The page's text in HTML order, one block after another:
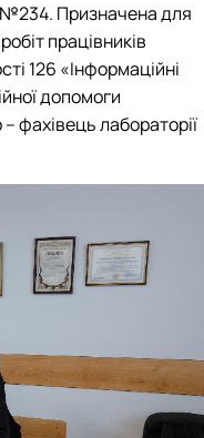
№234. Призначена для
працівників
126 «Інформаційні
допомоги
фахівець лабораторії